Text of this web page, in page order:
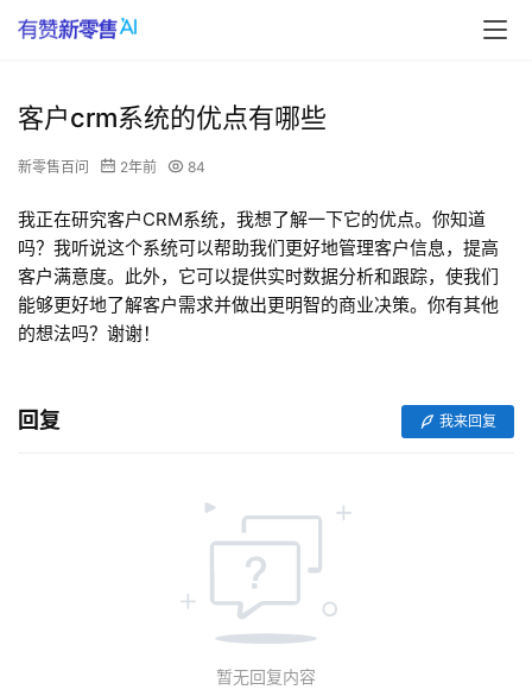
客户crm系统的优点有哪些
新零售百问 2年前 84
我正在研究客户CRM系统，我想了解一下它的优点。你知道
吗？我听说这个系统可以帮助我们更好地管理客户信息，提高
客户满意度。此外，它可以提供实时数据分析和跟踪，使我们
能够更好地了解客户需求并做出更明智的商业决策。你有其他
的想法吗？谢谢！
回复 我来回复
暂无回复内容